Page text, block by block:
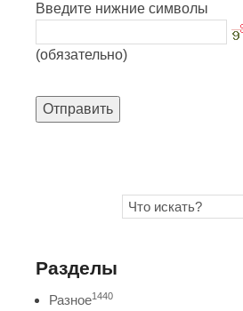
Введите нижние символы
(обязательно)
Отправить
Разделы
Разное1440